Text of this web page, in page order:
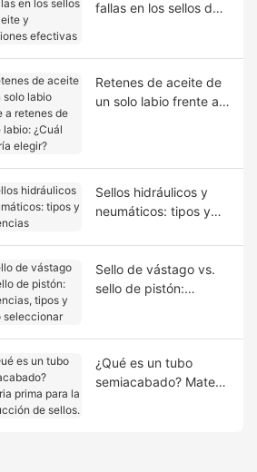
fallas en los sellos de
Retenes de aceite de
un solo labio frente a
Sellos hidráulicos y
neumáticos: tipos y
Sello de vástago vs.
sello de pistón:
¿Qué es un tubo
semiacabado? Materia